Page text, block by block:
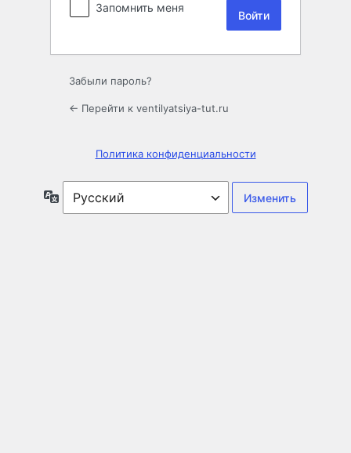
Запомнить меня
Забыли пароль?
← Перейти к ventilyatsiya-tut.ru
Политика конфиденциальности
Язык